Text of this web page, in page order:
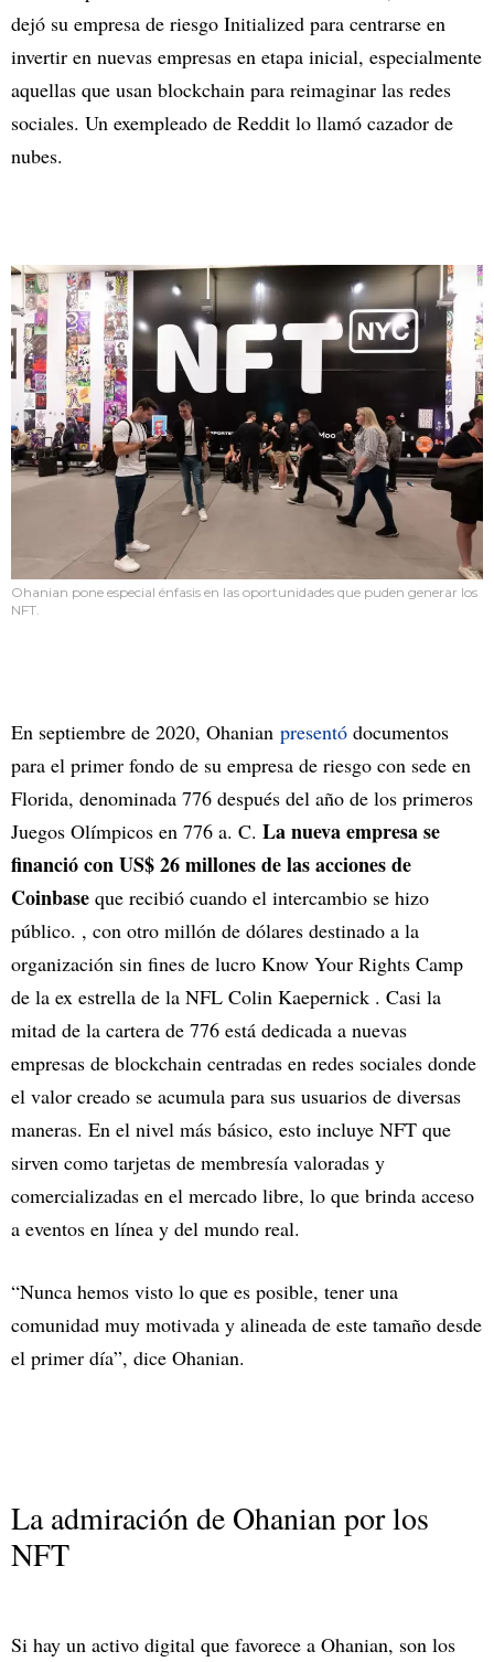
dejó su empresa de riesgo Initialized para centrarse en
invertir en nuevas empresas en etapa inicial, especialmente
aquellas que usan blockchain para reimaginar las redes
sociales. Un exempleado de Reddit lo llamó cazador de
nubes.
Ohanian pone especial énfasis en las oportunidades que puden generar los
NFT.
En septiembre de 2020, Ohanian presentó documentos
para el primer fondo de su empresa de riesgo con sede en
Florida, denominada 776 después del año de los primeros
Juegos Olímpicos en 776 a. C. La nueva empresa se
financió con US$ 26 millones de las acciones de
Coinbase que recibió cuando el intercambio se hizo
público. , con otro millón de dólares destinado a la
organización sin fines de lucro Know Your Rights Camp
de la ex estrella de la NFL Colin Kaepernick . Casi la
mitad de la cartera de 776 está dedicada a nuevas
empresas de blockchain centradas en redes sociales donde
el valor creado se acumula para sus usuarios de diversas
maneras. En el nivel más básico, esto incluye NFT que
sirven como tarjetas de membresía valoradas y
comercializadas en el mercado libre, lo que brinda acceso
a eventos en línea y del mundo real.
“Nunca hemos visto lo que es posible, tener una
comunidad muy motivada y alineada de este tamaño desde
el primer día”, dice Ohanian.
La admiración de Ohanian por los
NFT
Si hay un activo digital que favorece a Ohanian, son los